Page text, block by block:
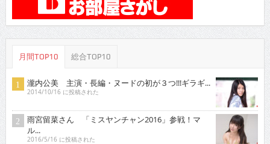
月間TOP10 総合TOP10
瀧内公美 主演・長編・ヌードの初が３つ!!!ギラギ...
2014/10/16 に投稿された
雨宮留菜さん 「ミスヤンチャン2016」参戦！マ
ル...
2016/5/16 に投稿された